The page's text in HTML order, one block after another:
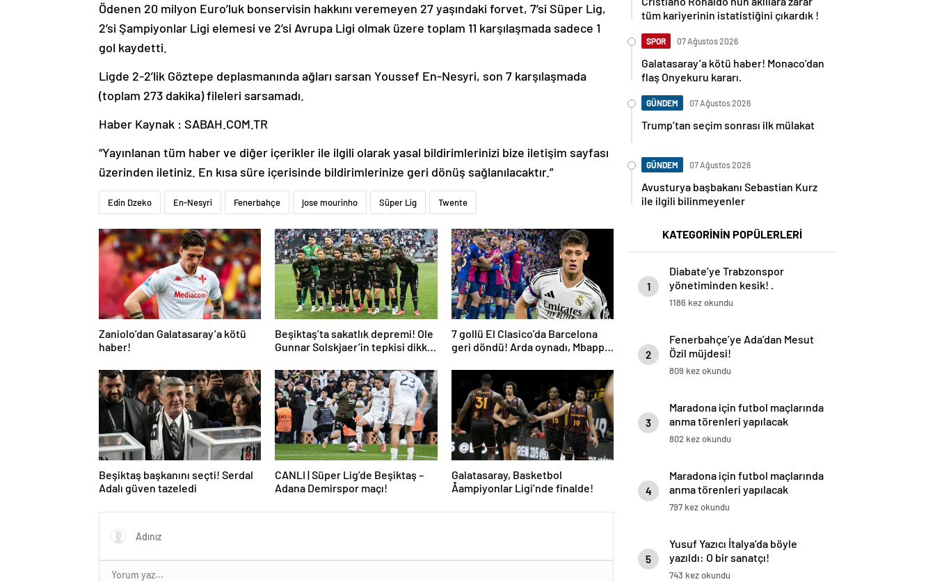
Ödenen 20 milyon Euro’luk bonservisin hakkını veremeyen 27 yaşındaki forvet, 7’si Süper Lig,
2’si Şampiyonlar Ligi elemesi ve 2’si Avrupa Ligi olmak üzere toplam 11 karşılaşmada sadece 1
gol kaydetti.
Ligde 2-2’lik Göztepe deplasmanında ağları sarsan Youssef En-Nesyri, son 7 karşılaşmada
(toplam 273 dakika) fileleri sarsamadı.
Haber Kaynak : SABAH.COM.TR
“Yayınlanan tüm haber ve diğer içerikler ile ilgili olarak yasal bildirimlerinizi bize iletişim sayfası
üzerinden iletiniz. En kısa süre içerisinde bildirimlerinize geri dönüş sağlanılacaktır.”
Edin Dzeko En-Nesyri Fenerbahçe jose mourinho Süper Lig Twente
Zaniolo’dan Galatasaray’a kötü
haber!
Beşiktaş’ta sakatlık depremi! Ole
Gunnar Solskjaer’in tepkisi dikkat
7 gollü El Clasico’da Barcelona
geri döndü! Arda oynadı, Mbappe
Beşiktaş başkanını seçti! Serdal
Adalı güven tazeledi
CANLI | Süper Lig’de Beşiktaş –
Adana Demirspor maçı!
Galatasaray, Basketbol
Åampiyonlar Ligi’nde finalde!
tüm kariyerinin istatistiğini çıkardık !
SPOR 07 Ağustos 2026
Galatasaray’a kötü haber! Monaco’dan
flaş Onyekuru kararı.
GÜNDEM 07 Ağustos 2026
Trump’tan seçim sonrası ilk mülakat
GÜNDEM 07 Ağustos 2026
Avusturya başbakanı Sebastian Kurz
ile ilgili bilinmeyenler
KATEGORİNİN POPÜLERLERİ
1
Diabate’ye Trabzonspor
yönetiminden kesik! .
1186 kez okundu
2
Fenerbahçe’ye Ada’dan Mesut
Özil müjdesi!
809 kez okundu
3
Maradona için futbol maçlarında
anma törenleri yapılacak
802 kez okundu
4
Maradona için futbol maçlarında
anma törenleri yapılacak
797 kez okundu
5
Yusuf Yazıcı İtalya’da böyle
yazıldı: O bir sanatçı!
743 kez okundu